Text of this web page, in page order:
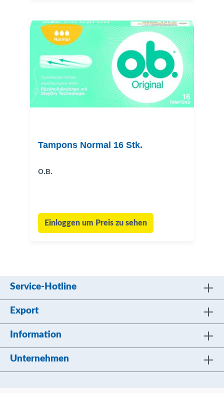
Tampons Normal 16 Stk.
O.B.
Einloggen um Preis zu sehen
Service-Hotline
Export
Information
Unternehmen